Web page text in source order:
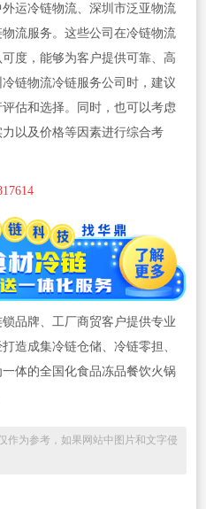
运冷链物流、深圳市泛亚物流
流服务。这些公司在冷链物流
度，能够为客户提供可靠、高
链物流冷链服务公司时，建议
估和选择。同时，也可以考虑
以及价格等因素进行综合考
品牌、工厂商贸客户提供专业
造成集冷链仓储、冷链零担、
体的全国化食品冻品餐饮火锅
作为参考，如果网站中图片和文字侵